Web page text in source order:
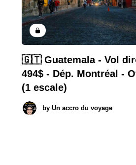
🇬🇹 Guatemala - Vol
494$ - Dép. Montréal -
(1 escale)
by Un accro du voyage